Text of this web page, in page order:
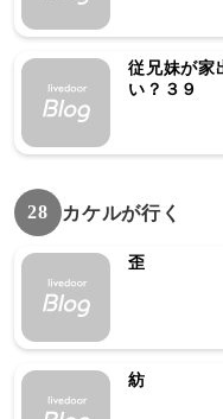
従兄妹が家
い？３９
28 カケルが行く
歪
紡